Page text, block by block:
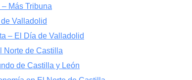
Más Tribuna
Valladolid
– El Día de Valladolid
Norte de Castilla
de Castilla y León